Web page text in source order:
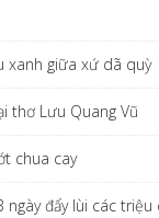
xanh giữa xứ dã quỳ
thơ Lưu Quang Vũ
chua cay
đẩy lùi các triệu